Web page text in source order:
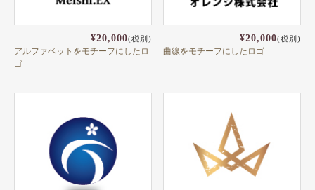
不動産関係
全国福利厚生共済会様式
用紙変更オプション
データ加工オプション
¥20,000(税別)
アルファベットをモチーフにしたロ
ゴ
¥20,000(税別)
曲線をモチーフにしたロゴ